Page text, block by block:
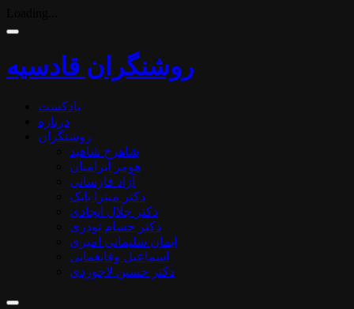
روشنگران قادسیه
پادکست
درباره
روشنگران
شاهرخ شاهید
هومر آبرامیان
آزاد فارسانی
دکتر میترا بابک
دکتر جلال ایجادی
دکتر حسام نوذری
ایمان سلیمانی امیری
اسماعیل وفایغمایی
دکتر حسین لاجوردی